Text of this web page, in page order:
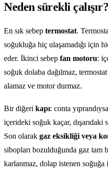
Neden sürekli çalışır?
En sık sebep termostat.
soğukluğa hiç ulaşamadığı için
eder. İkinci sebep fan motoru:
soğuk dolaba dağılmaz,
alamaz ve motor durmaz.
Bir diğeri kapı: conta
içerideki soğuk kaçar, dışarıdaki
Son olarak gaz eksikliği veya
sibopları bozulduğunda gaz tam
karlanmaz, dolap istenen soğuğa